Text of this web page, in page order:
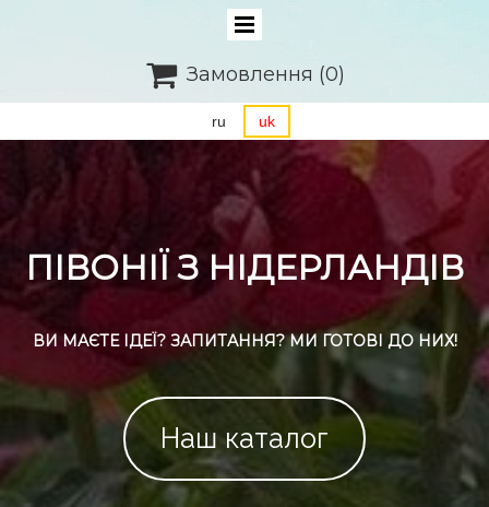
 Замовлення (0)
ru uk
ПІВОНІЇ З НІДЕРЛАНДІВ
ВИ МАЄТЕ ІДЕЇ? ЗАПИТАННЯ? МИ ГОТОВІ ДО НИХ!
Наш каталог